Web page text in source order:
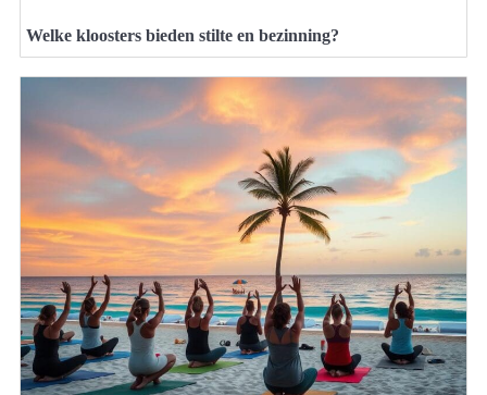
Welke kloosters bieden stilte en bezinning?